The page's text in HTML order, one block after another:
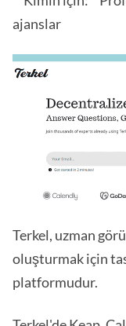
ajanslar
Terkel, uzman
oluşturmak için
platformudur.